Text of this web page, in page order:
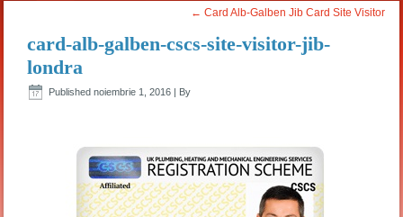
← Card Alb-Galben Jib Card Site Visitor
card-alb-galben-cscs-site-visitor-jib-
londra
Published noiembrie 1, 2016 | By